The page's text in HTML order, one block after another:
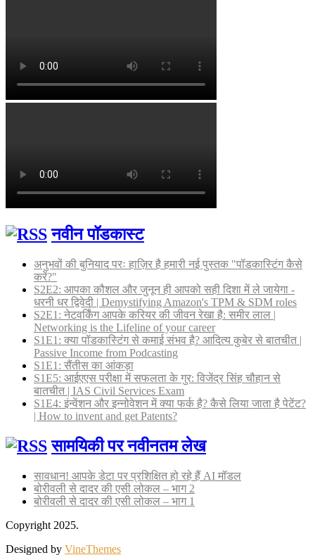
नवीन पॉडकास्ट
अनुभवों की बुनियाद परः हाज़िर है हमारी नई पुस्तक "पॉडकास्टिंग कैसे
करें?"
S2E2: आपका कौशल और जुनून ही आपको सही दिशा में ले जायेगा -
धरनी धर द्विवेदी | Demystifying Amazon's TPM & SDM roles
S2E1: नेटवर्किंग आपके करियर की जीवन रेखा है: समीर लाल |
Networking is the Lifeline of your career
S1E1: क्या पॉडकास्टिंग से कमाई संभव है? आदित्य कुबेर से बातचीत |
Passive Income from Podcasting
S1E1: सैंतीस का आंकड़ा
S1E5: आईएएस परीक्षा में सफलता के गुर: विजेंद्र सिंह चौहान से
बातचीत | IAS Civil Services Exam
S1E4: इंन्वेंशन और इन्नोवेशन में क्या फर्क है? कैसे लिया जाता है पेटेंट?
| How to invent and get Patents?
सामयिकी पर नवीनतम लेख
सावधान! आपके डेटा पर प्रशिक्षित हो रहे हैं AI मॉडल
बोरीवली से दादर की एसी लोकल – भाग 2
बोरीवली से दादर की एसी लोकल – भाग 1
Copyright 2025.
Designed by VineThemes